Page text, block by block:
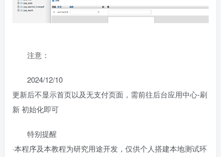
注意：
2024/12/10
更新后不显示首页以及无支付页面，需前往后台应用中心-刷
新 初始化即可
特别提醒
·本程序及本教程为研究用途开发，仅供个人搭建本地测试环